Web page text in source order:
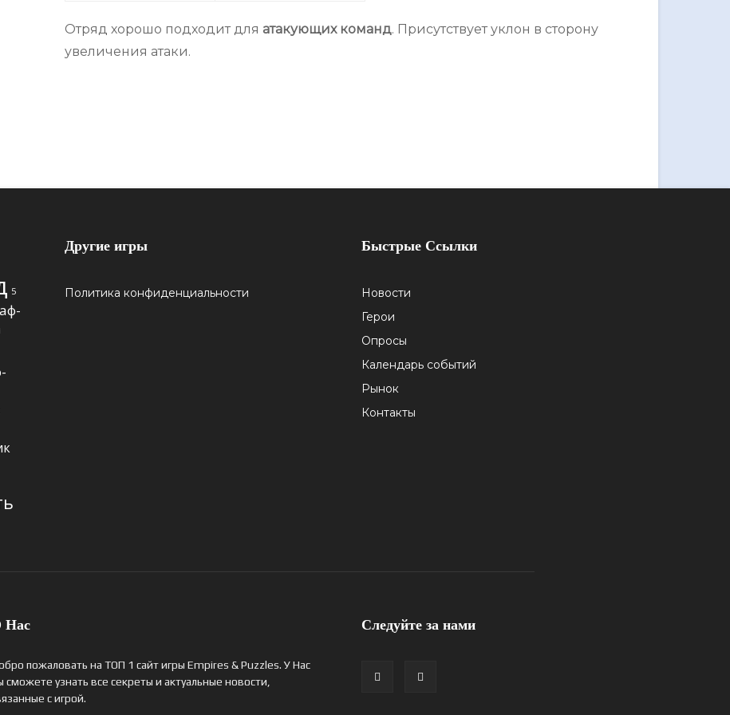
Отряд хорошо подходит для атакующих команд. Присутствует уклон в сторону
увеличения атаки.
5
Другие игры
Политика конфиденциальности
Быстрые Ссылки
Новости
Герои
Опросы
Календарь событий
Рынок
Контакты
Нас
пожаловать на ТОП 1 сайт игры Empires & Puzzles. У Нас
сможете узнать все секреты и актуальные новости,
с игрой.
Следуйте за нами